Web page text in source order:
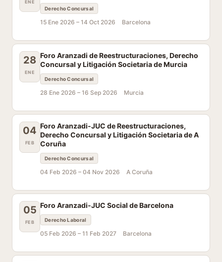
ENE
Derecho Concursal
15 Ene 2026 – 14 Oct 2026 Barcelona
28
ENE
Foro Aranzadi de Reestructuraciones, Derecho
Concursal y Litigación Societaria de Murcia
Derecho Concursal
28 Ene 2026 – 16 Sep 2026 Murcia
04
FEB
Foro Aranzadi-JUC de Reestructuraciones,
Derecho Concursal y Litigación Societaria de A
Coruña
Derecho Concursal
04 Feb 2026 – 04 Nov 2026 A Coruña
05
FEB
Foro Aranzadi-JUC Social de Barcelona
Derecho Laboral
05 Feb 2026 – 11 Feb 2027 Barcelona